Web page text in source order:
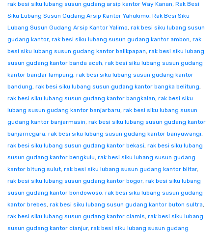
rak besi siku lubang susun gudang arsip kantor Way Kanan, Rak Besi
Siku Lubang Susun Gudang Arsip Kantor Yahukimo, Rak Besi Siku
Lubang Susun Gudang Arsip Kantor Yalimo, rak besi siku lubang susun
gudang kantor, rak besi siku lubang susun gudang kantor ambon, rak
besi siku lubang susun gudang kantor balikpapan, rak besi siku lubang
susun gudang kantor banda aceh, rak besi siku lubang susun gudang
kantor bandar lampung, rak besi siku lubang susun gudang kantor
bandung, rak besi siku lubang susun gudang kantor bangka belitung,
rak besi siku lubang susun gudang kantor bangkalan, rak besi siku
lubang susun gudang kantor banjarbaru, rak besi siku lubang susun
gudang kantor banjarmasin, rak besi siku lubang susun gudang kantor
banjarnegara, rak besi siku lubang susun gudang kantor banyuwangi,
rak besi siku lubang susun gudang kantor bekasi, rak besi siku lubang
susun gudang kantor bengkulu, rak besi siku lubang susun gudang
kantor bitung sulut, rak besi siku lubang susun gudang kantor blitar,
rak besi siku lubang susun gudang kantor bogor, rak besi siku lubang
susun gudang kantor bondowoso, rak besi siku lubang susun gudang
kantor brebes, rak besi siku lubang susun gudang kantor buton sultra,
rak besi siku lubang susun gudang kantor ciamis, rak besi siku lubang
susun gudang kantor cianjur, rak besi siku lubang susun gudang